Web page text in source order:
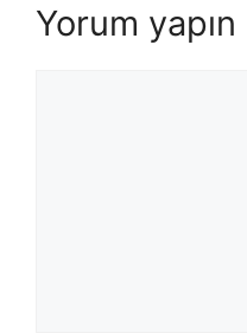
Yorum yapın